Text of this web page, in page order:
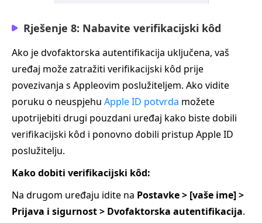
Rješenje 8: Nabavite verifikacijski kôd
Ako je dvofaktorska autentifikacija uključena, vaš
uređaj može zatražiti verifikacijski kôd prije
povezivanja s Appleovim poslužiteljem. Ako vidite
poruku o neuspjehu Apple ID potvrda možete
upotrijebiti drugi pouzdani uređaj kako biste dobili
verifikacijski kôd i ponovno dobili pristup Apple ID
poslužitelju.
Kako dobiti verifikacijski kôd:
Na drugom uređaju idite na Postavke > [vaše ime] >
Prijava i sigurnost > Dvofaktorska autentifikacija.